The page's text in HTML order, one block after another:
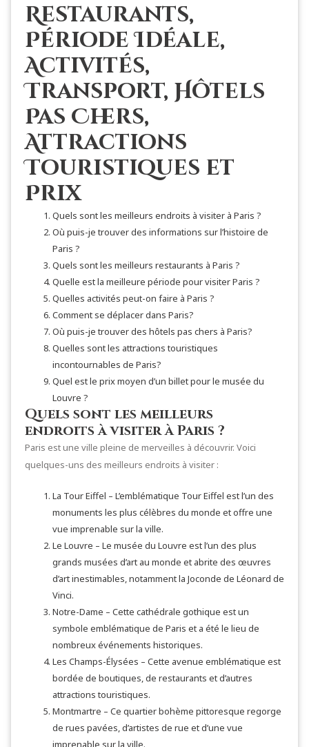
Restaurants,
Période Idéale,
Activités,
Transport, Hôtels
Pas Chers,
Attractions
Touristiques et
Prix
Quels sont les meilleurs endroits à visiter à Paris ?
Où puis-je trouver des informations sur l’histoire de
Paris ?
Quels sont les meilleurs restaurants à Paris ?
Quelle est la meilleure période pour visiter Paris ?
Quelles activités peut-on faire à Paris ?
Comment se déplacer dans Paris?
Où puis-je trouver des hôtels pas chers à Paris?
Quelles sont les attractions touristiques
incontournables de Paris?
Quel est le prix moyen d’un billet pour le musée du
Louvre ?
Quels sont les meilleurs
endroits à visiter à Paris ?
Paris est une ville pleine de merveilles à découvrir. Voici
quelques-uns des meilleurs endroits à visiter :
La Tour Eiffel – L’emblématique Tour Eiffel est l’un des
monuments les plus célèbres du monde et offre une
vue imprenable sur la ville.
Le Louvre – Le musée du Louvre est l’un des plus
grands musées d’art au monde et abrite des œuvres
d’art inestimables, notamment la Joconde de Léonard de
Vinci.
Notre-Dame – Cette cathédrale gothique est un
symbole emblématique de Paris et a été le lieu de
nombreux événements historiques.
Les Champs-Élysées – Cette avenue emblématique est
bordée de boutiques, de restaurants et d’autres
attractions touristiques.
Montmartre – Ce quartier bohème pittoresque regorge
de rues pavées, d’artistes de rue et d’une vue
imprenable sur la ville.